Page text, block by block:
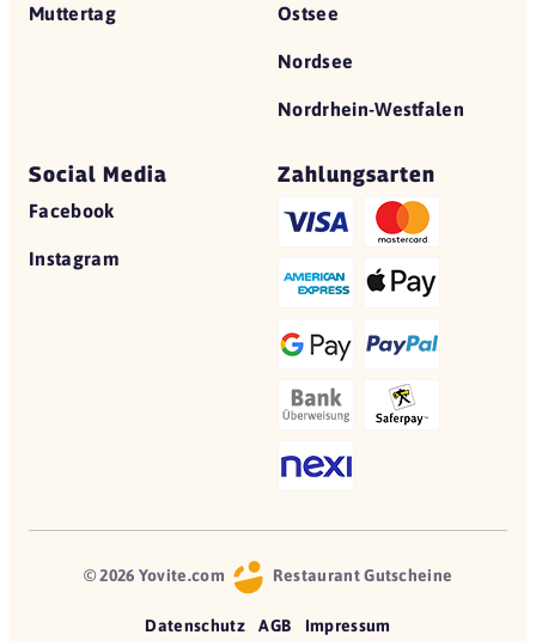
Muttertag Ostsee
Nordsee
Nordrhein-Westfalen
Social Media
Facebook
Instagram
Zahlungsarten
© 2026 Yovite.com Restaurant Gutscheine
Datenschutz AGB Impressum